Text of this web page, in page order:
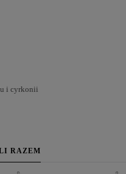
i cyrkonii
RAZEM